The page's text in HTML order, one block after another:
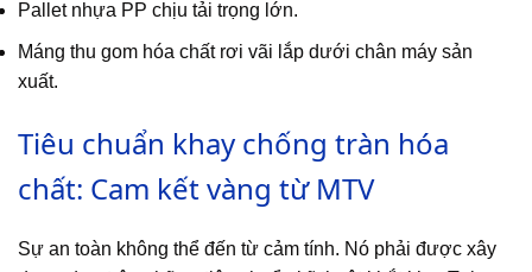
Pallet nhựa PP chịu tải trọng lớn.
Máng thu gom hóa chất rơi vãi lắp dưới chân máy sản
xuất.
Tiêu chuẩn khay chống tràn hóa
chất: Cam kết vàng từ MTV
Sự an toàn không thể đến từ cảm tính. Nó phải được xây